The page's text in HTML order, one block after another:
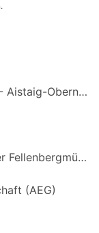
Oberndorf a.N.
(AEG)